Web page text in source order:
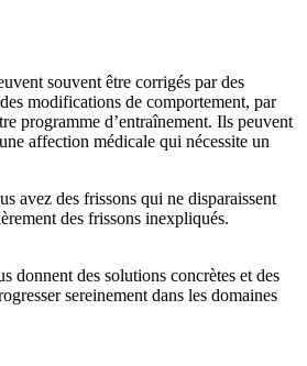
souvent être corrigés par des
modifications de comportement, par
programme d’entraînement. Ils peuvent
affection médicale qui nécessite un
avez des frissons qui ne disparaissent
des frissons inexpliqués.
donnent des solutions concrètes et des
sereinement dans les domaines